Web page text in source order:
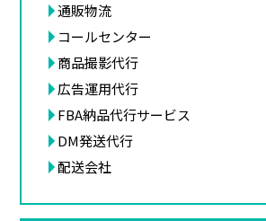
通販物流
コールセンター
商品撮影代行
広告運用代行
FBA納品代行サービス
DM発送代行
配送会社